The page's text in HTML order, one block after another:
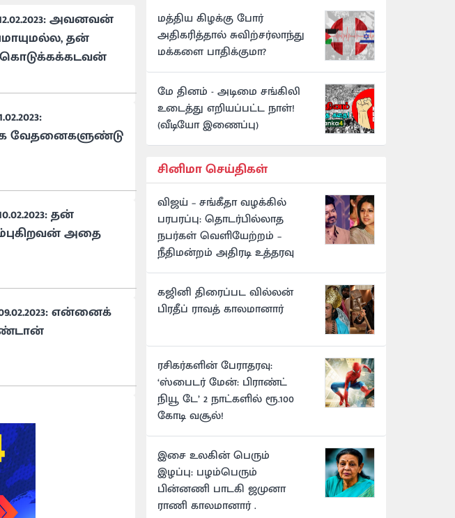
அவனவன்
தன்
கொடுக்கக்கடவன்
வேதனைகளுண்டு
தன்
அதை
என்னைக்
மத்திய கிழக்கு போர்
அதிகரித்தால் சுவிற்சர்லாந்து
மக்களை பாதிக்குமா?
மே தினம் - அடிமை சங்கிலி
உடைத்து எறியப்பட்ட நாள்!
(வீடியோ இணைப்பு)
சினிமா செய்திகள்
விஜய் – சங்கீதா வழக்கில்
பரபரப்பு: தொடர்பில்லாத
நபர்கள் வெளியேற்றம் –
நீதிமன்றம் அதிரடி உத்தரவு
கஜினி திரைப்பட வில்லன்
பிரதீப் ராவத் காலமானார்
ரசிகர்களின் பேராதரவு:
‘ஸ்பைடர் மேன்: பிராண்ட்
நியூ டே’ 2 நாட்களில் ரூ.100
கோடி வசூல்!
இசை உலகின் பெரும்
இழப்பு: பழம்பெரும்
பின்னணி பாடகி ஜமுனா
ராணி காலமானார் .